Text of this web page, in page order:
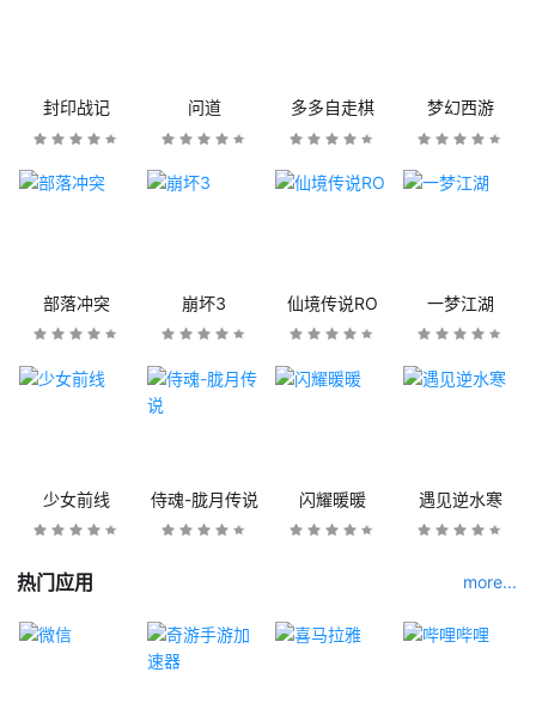
封印战记 问道 多多自走棋 梦幻西游
部落冲突 崩坏3 仙境传说RO 一梦江湖
少女前线 侍魂-胧月传说 闪耀暖暖 遇见逆水寒
热门应用 more...